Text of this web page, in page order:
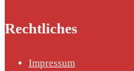
nach:
Rechtliches
Impressum